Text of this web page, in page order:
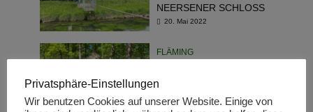
NEERSENER SCHLOSS
20. Mai 2022
FLÄMING
EELITZ-HEILSTÄTTEN
Privatsphäre-Einstellungen
Wir benutzen Cookies auf unserer Website. Einige von